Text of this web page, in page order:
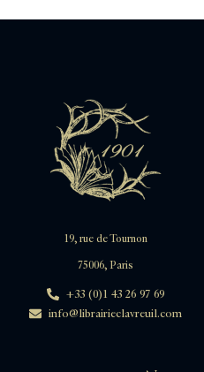
19, rue de Tournon
75006, Paris
+33 (0)1 43 26 97 69
info@librairieclavreuil.com